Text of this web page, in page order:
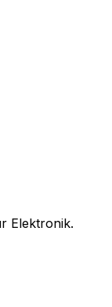
Elektronik.